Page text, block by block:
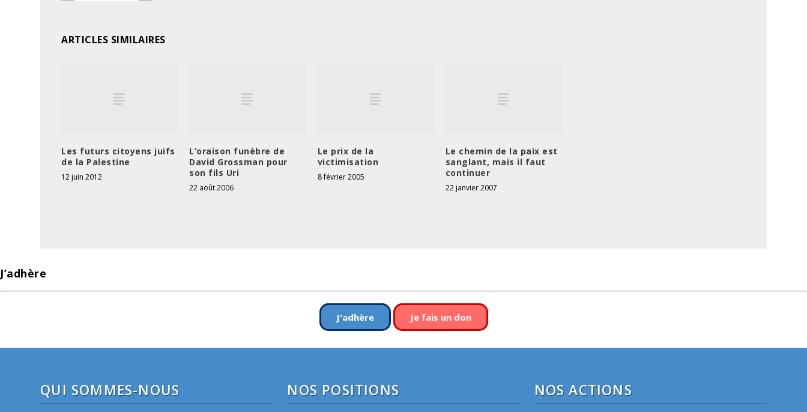
ARTICLES SIMILAIRES
Les futurs citoyens juifs
de la Palestine
12 juin 2012
L’oraison funèbre de
David Grossman pour
son fils Uri
22 août 2006
Le prix de la
victimisation
8 février 2005
Le chemin de la paix est
sanglant, mais il faut
continuer
22 janvier 2007
J’adhère
J'adhère Je fais un don
QUI SOMMES-NOUS NOS POSITIONS NOS ACTIONS